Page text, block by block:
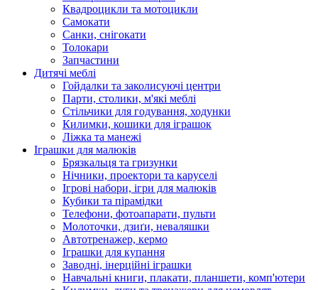
Квадроцикли та мотоцикли
Самокати
Санки, снігокати
Толокари
Запчастини
Дитячі меблі
Гойдалки та заколисуючі центри
Парти, столики, м'які меблі
Стільчики для годування, ходунки
Килимки, кошики для іграшок
Ліжка та манежі
Іграшки для малюків
Брязкальця та гризунки
Нічники, проектори та каруселі
Ігрові набори, ігри для малюків
Кубики та пірамідки
Телефони, фотоапарати, пульти
Молоточки, дзиґи, неваляшки
Автотренажер, кермо
Іграшки для купання
Заводні, інерційні іграшки
Навчальні книги, плакати, планшети, комп'ютери